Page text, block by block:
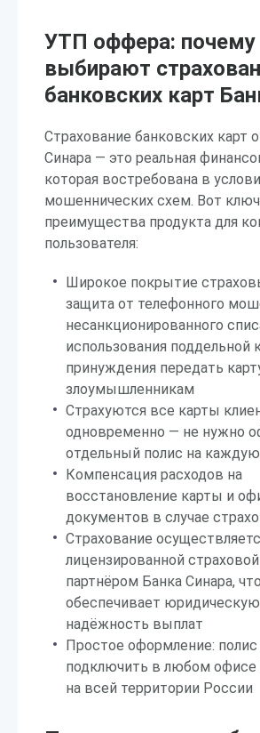
УТП оффера:
выбирают
банковских карт
Страхование банковских карт
Синара — это реальная
которая востребована в
мошеннических схем. Вот
преимущества продукта для
пользователя:
Широкое покрытие
защита от телефонного
несанкционированного
использования поддельной
принуждения передать
злоумышленникам
Страхуются все карты
одновременно — не нужно
отдельный полис на каждую
Компенсация расходов на
восстановление карты и
документов в случае
Страхование
лицензированной
партнёром Банка Синара, что
обеспечивает юридическую
надёжность выплат
Простое оформление:
подключить в любом офисе
на всей территории России